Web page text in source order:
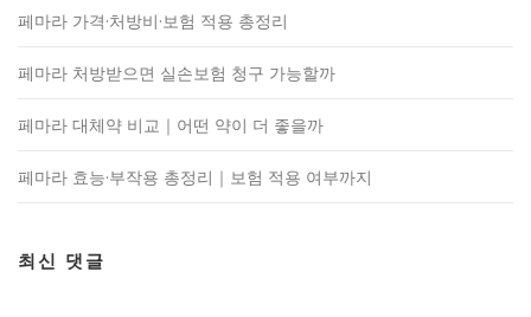
페마라 가격·처방비·보험 적용 총정리
페마라 처방받으면 실손보험 청구 가능할까
페마라 대체약 비교｜어떤 약이 더 좋을까
페마라 효능·부작용 총정리｜보험 적용 여부까지
최신 댓글